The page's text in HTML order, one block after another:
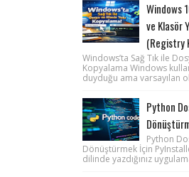
Windows
ve Klasör
(Registry
Windows’ta Sağ Tık ile
Kopyalama Windows
duyduğu ama varsayılan
Python
Python
Dönüştürmek İçin
dilinde yazdığınız